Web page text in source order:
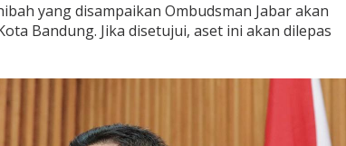
yang disampaikan Ombudsman Jabar akan
Bandung. Jika disetujui, aset ini akan dilepas